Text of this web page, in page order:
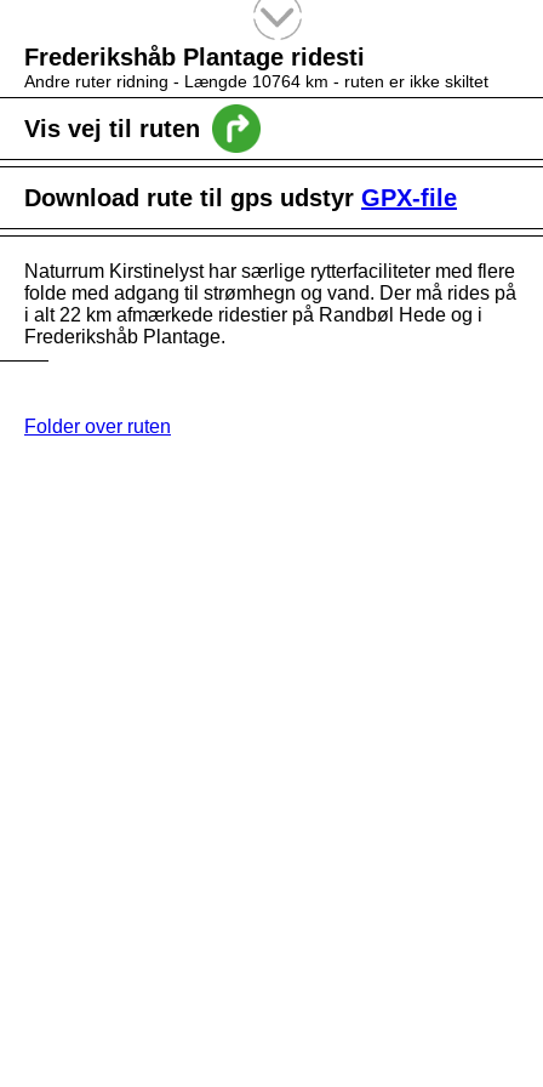
Frederikshåb Plantage ridesti
Andre ruter ridning - Længde 10764 km - ruten er ikke skiltet
Vis vej til ruten
Download rute til gps udstyr GPX-file
Naturrum Kirstinelyst har særlige rytterfaciliteter med flere
folde med adgang til strømhegn og vand. Der må rides på
i alt 22 km afmærkede ridestier på Randbøl Hede og i
Frederikshåb Plantage.
Folder over ruten